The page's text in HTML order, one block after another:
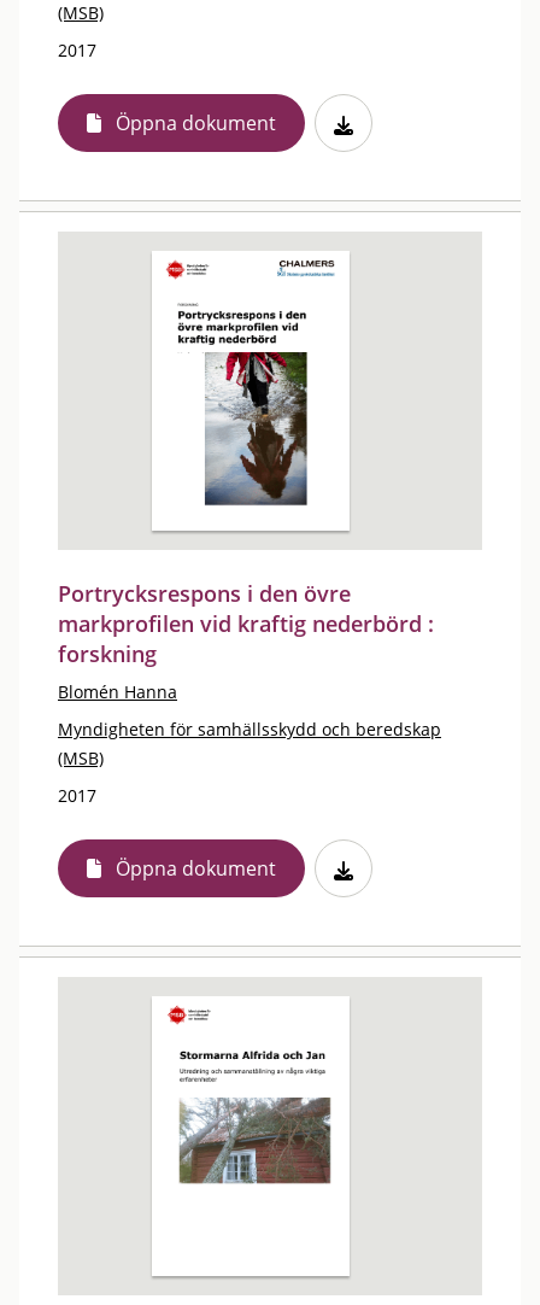
(MSB)
2017
Öppna dokument
Portrycksrespons i den övre
markprofilen vid kraftig nederbörd :
forskning
Blomén Hanna
Myndigheten för samhällsskydd och beredskap
(MSB)
2017
Öppna dokument